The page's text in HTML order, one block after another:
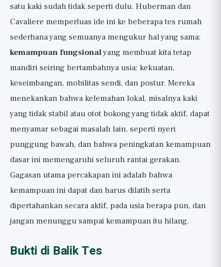
satu kaki sudah tidak seperti dulu. Huberman dan
Cavaliere memperluas ide ini ke beberapa tes rumah
sederhana yang semuanya mengukur hal yang sama:
kemampuan fungsionalyang membuat kita tetap
mandiri seiring bertambahnya usia: kekuatan,
keseimbangan, mobilitas sendi, dan postur. Mereka
menekankan bahwa kelemahan lokal, misalnya kaki
yang tidak stabil atau otot bokong yang tidak aktif, dapat
menyamar sebagai masalah lain, seperti nyeri
punggung bawah, dan bahwa peningkatan kemampuan
dasar ini memengaruhi seluruh rantai gerakan.
Gagasan utama percakapan ini adalah bahwa
kemampuan ini dapat dan harus dilatih serta
dipertahankan secara aktif, pada usia berapa pun, dan
jangan menunggu sampai kemampuan itu hilang.
Bukti di Balik Tes